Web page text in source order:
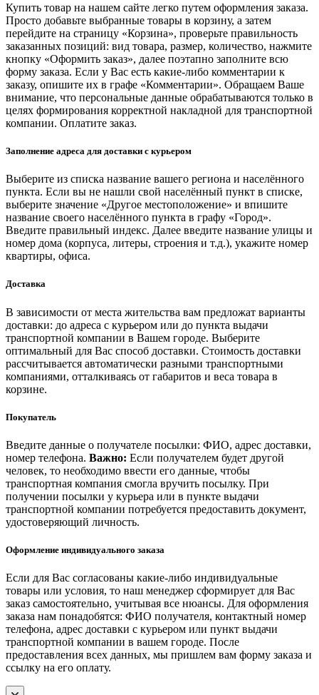
Купить товар на нашем сайте легко путем оформления заказа.
Просто добавьте выбранные товары в корзину, а затем
перейдите на страницу «Корзина», проверьте правильность
заказанных позиций: вид товара, размер, количество, нажмите
кнопку «Оформить заказ», далее поэтапно заполните всю
форму заказа. Если у Вас есть какие-либо комментарии к
заказу, опишите их в графе «Комментарии». Обращаем Ваше
внимание, что персональные данные обрабатываются только в
целях формирования корректной накладной для транспортной
компании. Оплатите заказ.
Заполнение адреса для доставки с курьером
Выберите из списка название вашего региона и населённого
пункта. Если вы не нашли свой населённый пункт в списке,
выберите значение «Другое местоположение» и впишите
название своего населённого пункта в графу «Город».
Введите правильный индекс. Далее введите название улицы и
номер дома (корпуса, литеры, строения и т.д.), укажите номер
квартиры, офиса.
Доставка
В зависимости от места жительства вам предложат варианты
доставки: до адреса с курьером или до пункта выдачи
транспортной компании в Вашем городе. Выберите
оптимальный для Вас способ доставки. Стоимость доставки
рассчитывается автоматически разными транспортными
компаниями, отталкиваясь от габаритов и веса товара в
корзине.
Покупатель
Введите данные о получателе посылки: ФИО, адрес доставки,
номер телефона. Важно: Если получателем будет другой
человек, то необходимо ввести его данные, чтобы
транспортная компания смогла вручить посылку. При
получении посылки у курьера или в пункте выдачи
транспортной компании потребуется предоставить документ,
удостоверяющий личность.
Оформление индивидуального заказа
Если для Вас согласованы какие-либо индивидуальные
товары или условия, то наш менеджер сформирует для Вас
заказ самостоятельно, учитывая все нюансы. Для оформления
заказа нам понадобятся: ФИО получателя, контактный номер
телефона, адрес доставки с курьером или пункт выдачи
транспортной компании в вашем городе. После
предоставления всех данных, мы пришлем вам форму заказа и
ссылку на его оплату.